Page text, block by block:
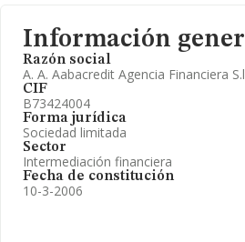
Información
Razón social
A. A. Aabacredit Agencia Financiera
CIF
B73424004
Forma jurídica
Sociedad limitada
Sector
Intermediación financiera
Fecha de constitución
10-3-2006